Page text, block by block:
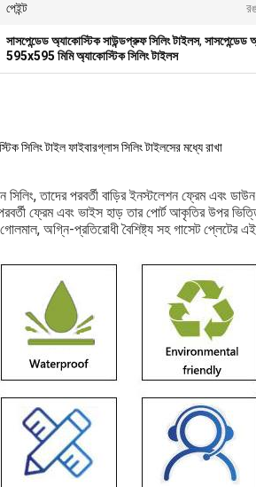
পেইন্ট
সাসপেন্ডেড অ্যাকোস্টিক সাউন্ডপ্রুফ সিলিং টাইলস, সাসপেন্ডেড
595x595 মিমি অ্যাকোস্টিক সিলিং টাইলস
টাইল ফাইবারগ্লাস সিলিং টাইলসের মধ্যে রাখা
সিলিং, তাদের পরবর্তী বাড়ির ইনস্টলেশন ফ্রেম এবং
ফ্রেম এবং ভাইস হাড় তার পোর্ট আকৃতির উপর
অগ্নি-প্রতিরোধী বৈশিষ্ট্য সহ গাসেট প্লেটের